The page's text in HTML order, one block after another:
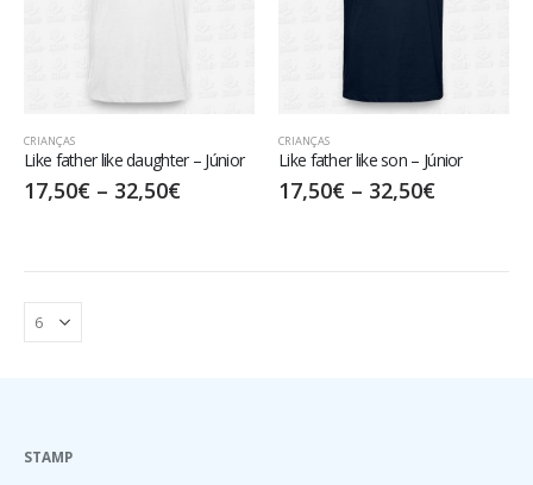
CRIANÇAS
Like father like daughter – Júnior
17,50€ – 32,50€
CRIANÇAS
Like father like son – Júnior
17,50€ – 32,50€
STAMP